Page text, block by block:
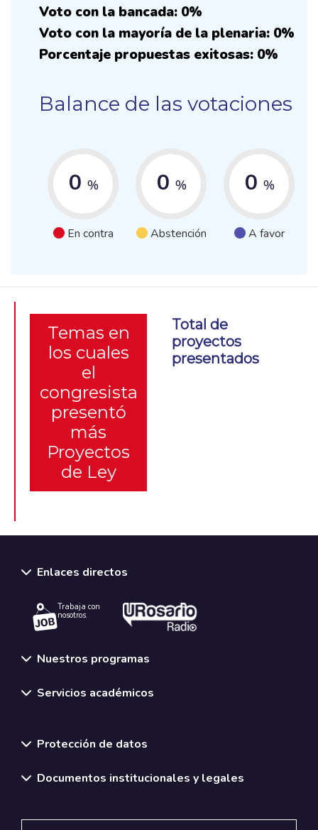
Voto con la bancada: 0%
Voto con la mayoría de la plenaria: 0%
Porcentaje propuestas exitosas: 0%
Balance de las votaciones
0 %
En contra
0 %
Abstención
0 %
A favor
Temas en
los cuales
el
congresista
presentó
más
Proyectos
de Ley
Total de
proyectos
presentados
Enlaces directos
Trabaja con
nosotros.
Nuestros programas
Servicios académicos
Protección de datos
Documentos institucionales y legales